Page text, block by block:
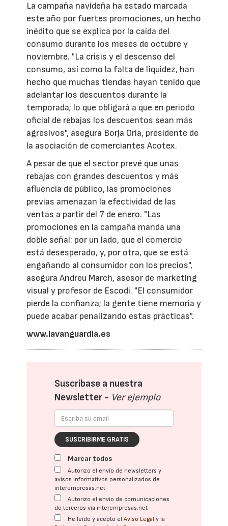
La campaña navideña ha estado marcada
este año por fuertes promociones, un hecho
inédito que se explica por la caída del
consumo durante los meses de octubre y
noviembre. "La crisis y el descenso del
consumo, así como la falta de liquidez, han
hecho que muchas tiendas hayan tenido que
adelantar los descuentos durante la
temporada; lo que obligará a que en periodo
oficial de rebajas los descuentos sean más
agresivos", asegura Borja Oria, presidente de
la asociación de comerciantes Acotex.
A pesar de que el sector prevé que unas
rebajas con grandes descuentos y más
afluencia de público, las promociones
previas amenazan la efectividad de las
ventas a partir del 7 de enero. "Las
promociones en la campaña manda una
doble señal: por un lado, que el comercio
está desesperado, y, por otra, que se está
engañando al consumidor con los precios",
asegura Andreu March, asesor de marketing
visual y profesor de Escodi. "El consumidor
pierde la confianza; la gente tiene memoria y
puede acabar penalizando estas prácticas".
www.lavanguardia.es
Suscríbase a nuestra
Newsletter - Ver ejemplo
SUSCRIBIRME GRATIS
Marcar todos
Autorizo el envío de newsletters y
avisos informativos personalizados de
interempresas.net
Autorizo el envío de comunicaciones
de terceros vía interempresas.net
He leído y acepto elAviso Legal y la